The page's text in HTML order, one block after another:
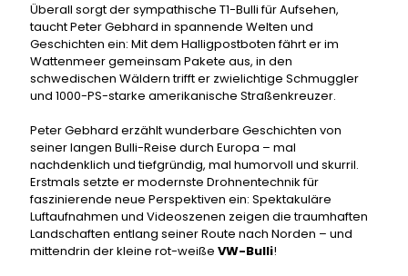
Überall sorgt der sympathische T1-Bulli für Aufsehen,
taucht Peter Gebhard in spannende Welten und
Geschichten ein: Mit dem Halligpostboten fährt er im
Wattenmeer gemeinsam Pakete aus, in den
schwedischen Wäldern trifft er zwielichtige Schmuggler
und 1000-PS-starke amerikanische Straßenkreuzer.
Peter Gebhard erzählt wunderbare Geschichten von
seiner langen Bulli-Reise durch Europa – mal
nachdenklich und tiefgründig, mal humorvoll und skurril.
Erstmals setzte er modernste Drohnentechnik für
faszinierende neue Perspektiven ein: Spektakuläre
Luftaufnahmen und Videoszenen zeigen die traumhaften
Landschaften entlang seiner Route nach Norden – und
mittendrin der kleine rot-weiße VW-Bulli!